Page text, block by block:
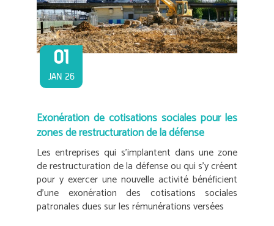
01
JAN 26
Exonération de cotisations sociales pour les
zones de restructuration de la défense
Les entreprises qui s’implantent dans une zone
de restructuration de la défense ou qui s’y créent
pour y exercer une nouvelle activité bénéficient
d’une exonération des cotisations sociales
patronales dues sur les rémunérations versées